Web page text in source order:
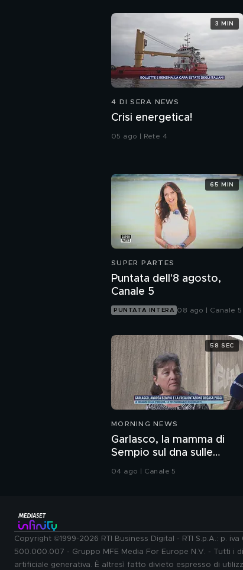
4 DI SERA NEWS
Crisi energetica!
05 ago | Rete 4
3 MIN
SUPER PARTES
Puntata dell'8 agosto,
Canale 5
PUNTATA INTERA 08 ago | Canale 5
65 MIN
MORNING NEWS
Garlasco, la mamma di
Sempio sul dna sulle
unghie di Chiara
04 ago | Canale 5
58 SEC
Copyright ©1999-2026 RTI Business Digital - RTI S.p.A.: p.
500.000.007 - Gruppo MFE Media For Europe N.V. - Tutti
artificiale generativa. È altresì fatto divieto espresso di